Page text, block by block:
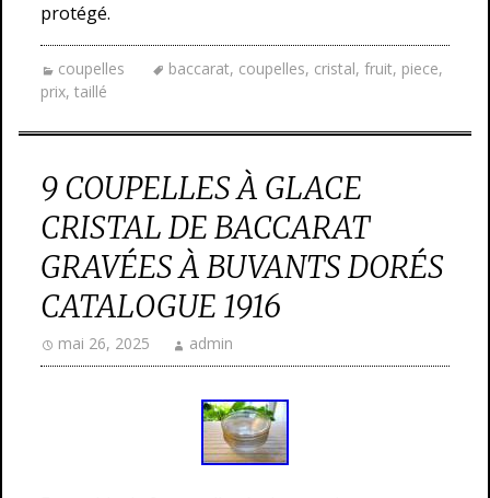
protégé.
coupelles baccarat, coupelles, cristal, fruit, piece,
prix, taillé
9 COUPELLES À GLACE
CRISTAL DE BACCARAT
GRAVÉES À BUVANTS DORÉS
CATALOGUE 1916
mai 26, 2025 admin